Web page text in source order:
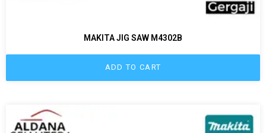
MAKITA JIG SAW M4302B
ADD TO CART